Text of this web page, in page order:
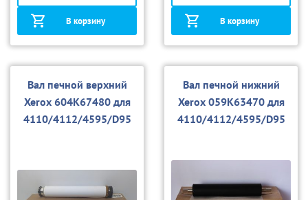
В корзину В корзину
Вал печной верхний
Xerox 604K67480 для
4110/4112/4595/D95
Вал печной нижний
Xerox 059K63470 для
4110/4112/4595/D95